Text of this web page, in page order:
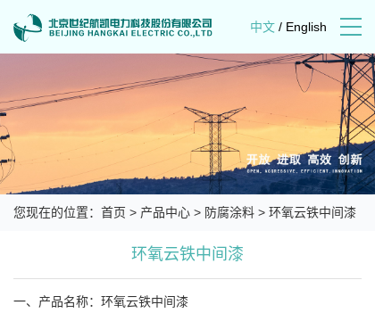
中文 / English
您现在的位置： 首页 > 产品中心 > 防腐涂料 > 环氧云铁中间漆
环氧云铁中间漆
一、产品名称：环氧云铁中间漆